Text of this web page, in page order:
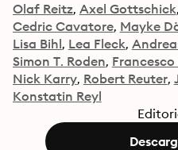
Olaf Reitz Axel Gottschick
Cedric Cavatore Mayke
Lisa Bihl Lea Fleck
Simon T. Roden
Nick Karry Robert Reuter
Konstatin Reyl